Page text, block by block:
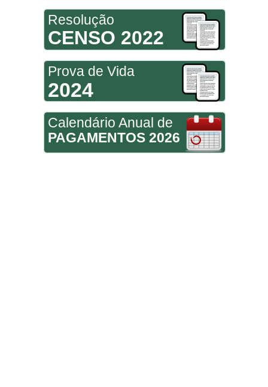
Resolução
CENSO 2022
Prova de Vida
2024
Calendário Anual de
PAGAMENTOS 2026